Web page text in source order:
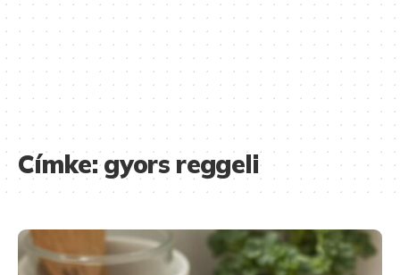
Címke:gyors reggeli